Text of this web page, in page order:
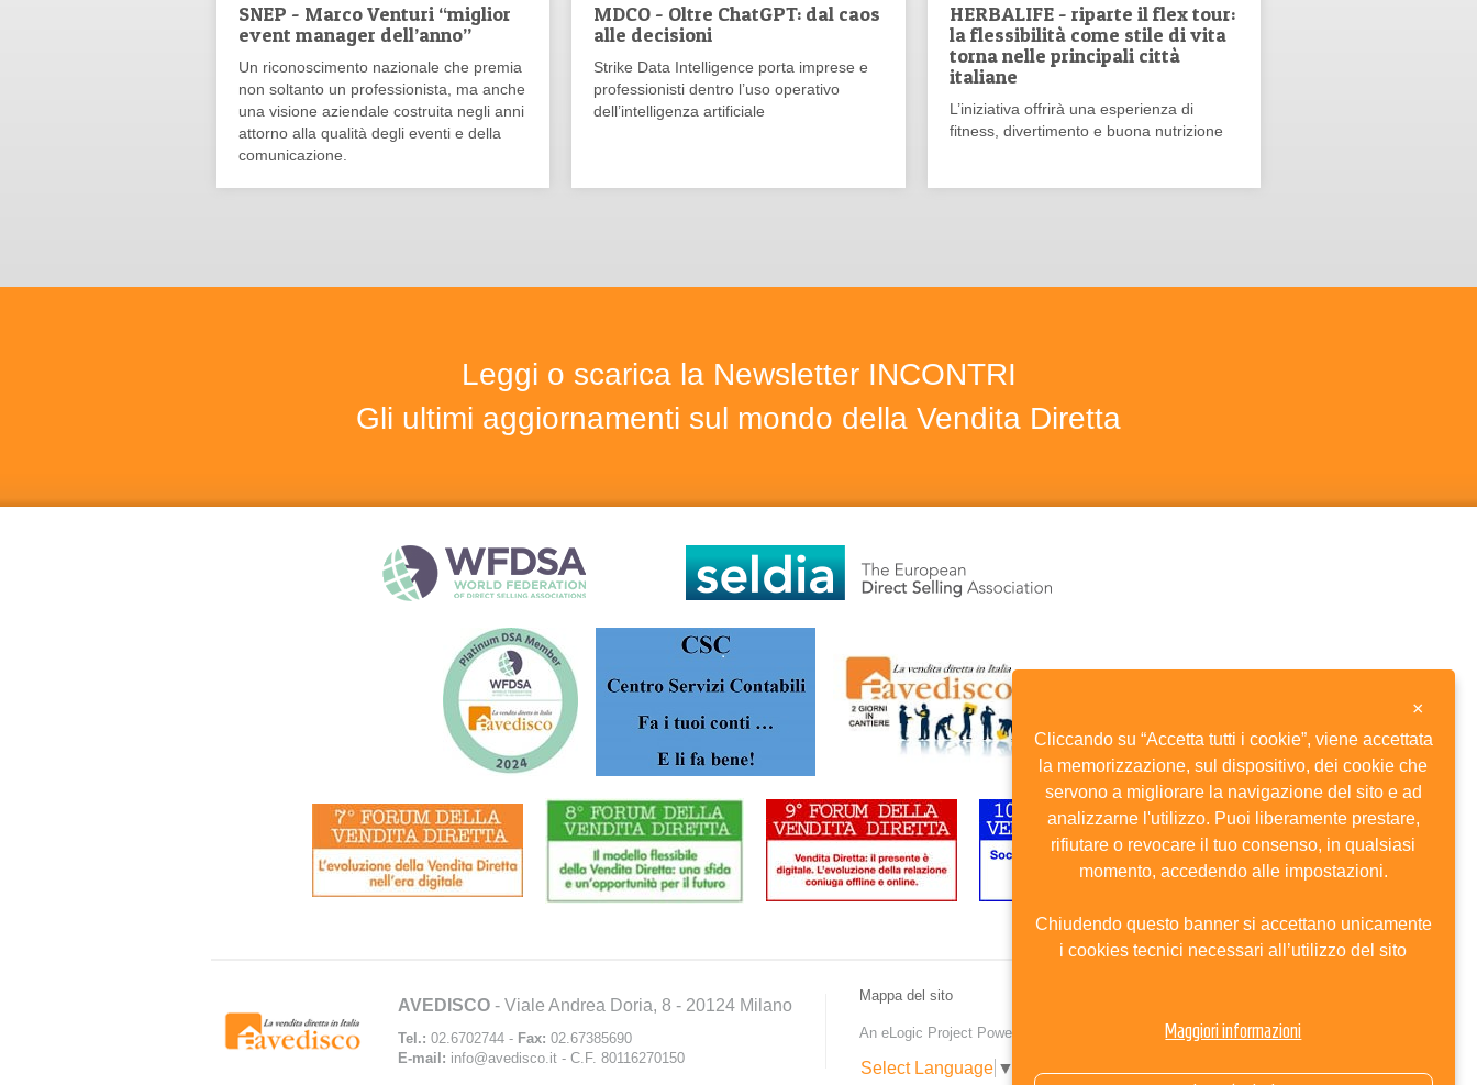
SNEP - Marco Venturi “miglior
event manager dell’anno”
Un riconoscimento nazionale che premia
non soltanto un professionista, ma anche
una visione aziendale costruita negli anni
attorno alla qualità degli eventi e della
comunicazione.
MDCO - Oltre ChatGPT: dal caos
alle decisioni
Strike Data Intelligence porta imprese e
professionisti dentro l’uso operativo
dell’intelligenza artificiale
HERBALIFE - riparte il flex tour:
la flessibilità come stile di vita
torna nelle principali città
italiane
L’iniziativa offrirà una esperienza di
fitness, divertimento e buona nutrizione
Leggi o scarica la Newsletter INCONTRI
Gli ultimi aggiornamenti sul mondo della Vendita Diretta
AVEDISCO- Viale Andrea Doria, 8 - 20124 Milano
Tel.: 02.6702744 - Fax: 02.67385690
E-mail: info@avedisco.it- C.F. 80116270150
Mappa del sito
An eLogic Project Powered by Kentico CMS for ASP.Net
Select Language ▼
×
Cliccando su “Accetta tutti i cookie”, viene accettata
la memorizzazione, sul dispositivo, dei cookie che
servono a migliorare la navigazione del sito e ad
analizzarne l'utilizzo. Puoi liberamente prestare,
rifiutare o revocare il tuo consenso, in qualsiasi
momento, accedendo alle impostazioni.
Chiudendo questo banner si accettano unicamente
i cookies tecnici necessari all’utilizzo del sito
Maggiori informazioni